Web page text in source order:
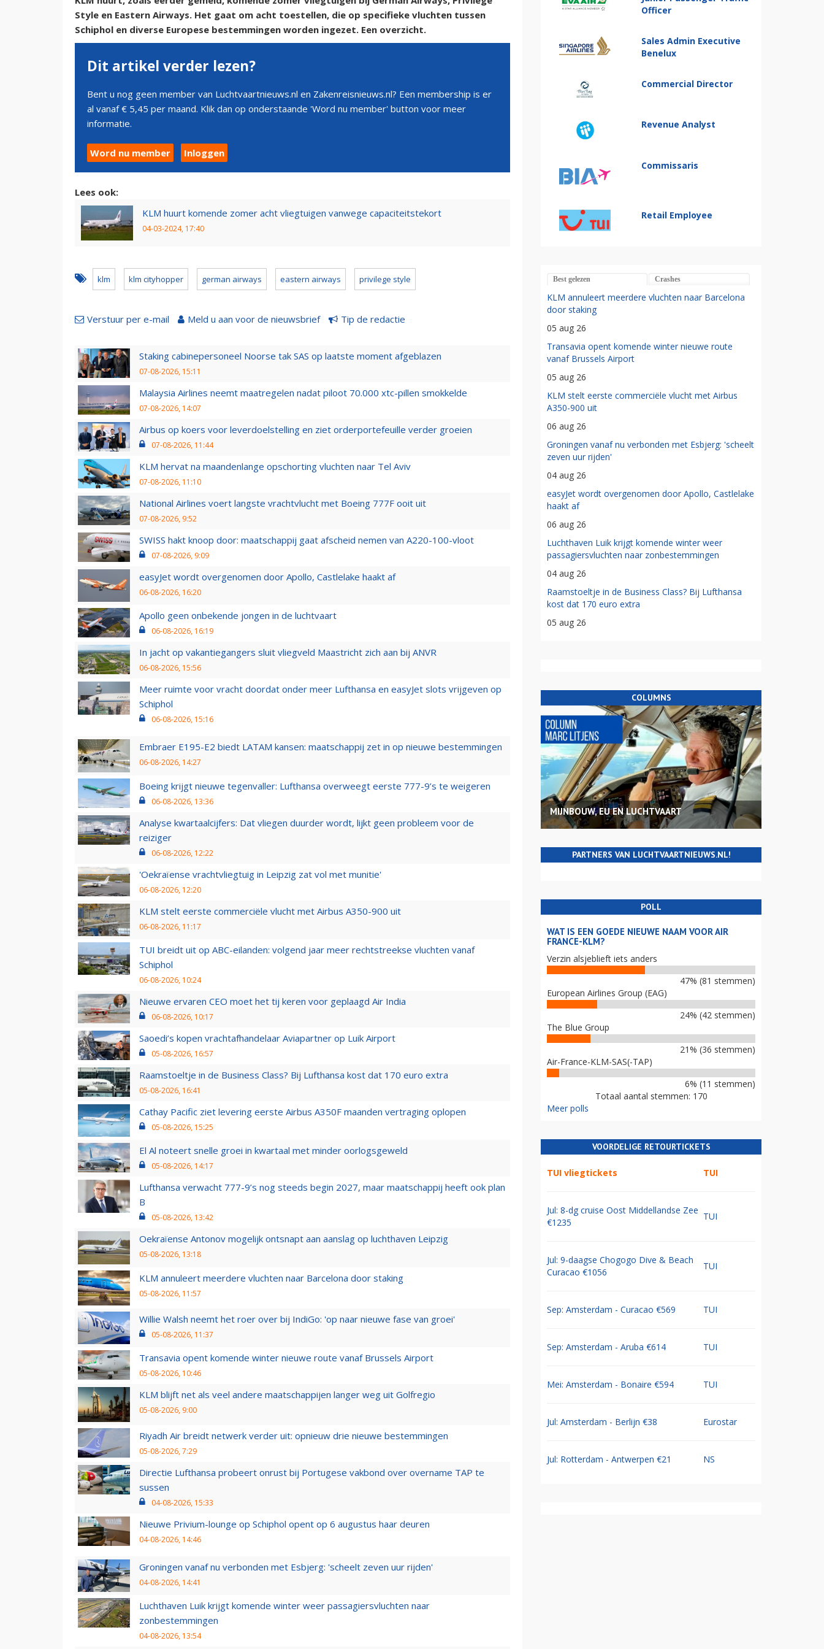
Style en Eastern Airways. Het gaat om acht toestellen, die op specifieke vluchten tussen
Schiphol en diverse Europese bestemmingen worden ingezet. Een overzicht.
Dit artikel verder lezen?
Bent u nog geen member van Luchtvaartnieuws.nl en Zakenreisnieuws.nl? Een membership is er
al vanaf € 5,45 per maand. Klik dan op onderstaande 'Word nu member' button voor meer
informatie.
Word nu member Inloggen
Lees ook:
KLM huurt komende zomer acht vliegtuigen vanwege capaciteitstekort
04-03-2024, 17:40
klm klm cityhopper german airways eastern airways privilege style
Verstuur per e-mail Meld u aan voor de nieuwsbrief Tip de redactie
Staking cabinepersoneel Noorse tak SAS op laatste moment afgeblazen
07-08-2026, 15:11
Malaysia Airlines neemt maatregelen nadat piloot 70.000 xtc-pillen smokkelde
07-08-2026, 14:07
Airbus op koers voor leverdoelstelling en ziet orderportefeuille verder groeien
07-08-2026, 11:44
KLM hervat na maandenlange opschorting vluchten naar Tel Aviv
07-08-2026, 11:10
National Airlines voert langste vrachtvlucht met Boeing 777F ooit uit
07-08-2026, 9:52
SWISS hakt knoop door: maatschappij gaat afscheid nemen van A220-100-vloot
07-08-2026, 9:09
easyJet wordt overgenomen door Apollo, Castlelake haakt af
06-08-2026, 16:20
Apollo geen onbekende jongen in de luchtvaart
06-08-2026, 16:19
In jacht op vakantiegangers sluit vliegveld Maastricht zich aan bij ANVR
06-08-2026, 15:56
Meer ruimte voor vracht doordat onder meer Lufthansa en easyJet slots vrijgeven op
Schiphol
06-08-2026, 15:16
Embraer E195-E2 biedt LATAM kansen: maatschappij zet in op nieuwe bestemmingen
06-08-2026, 14:27
Boeing krijgt nieuwe tegenvaller: Lufthansa overweegt eerste 777-9’s te weigeren
06-08-2026, 13:36
Analyse kwartaalcijfers: Dat vliegen duurder wordt, lijkt geen probleem voor de
reiziger
06-08-2026, 12:22
'Oekraïense vrachtvliegtuig in Leipzig zat vol met munitie'
06-08-2026, 12:20
KLM stelt eerste commerciële vlucht met Airbus A350-900 uit
06-08-2026, 11:17
TUI breidt uit op ABC-eilanden: volgend jaar meer rechtstreekse vluchten vanaf
Schiphol
06-08-2026, 10:24
Nieuwe ervaren CEO moet het tij keren voor geplaagd Air India
06-08-2026, 10:17
Saoedi’s kopen vrachtafhandelaar Aviapartner op Luik Airport
05-08-2026, 16:57
Raamstoeltje in de Business Class? Bij Lufthansa kost dat 170 euro extra
05-08-2026, 16:41
Cathay Pacific ziet levering eerste Airbus A350F maanden vertraging oplopen
05-08-2026, 15:25
El Al noteert snelle groei in kwartaal met minder oorlogsgeweld
05-08-2026, 14:17
Lufthansa verwacht 777-9’s nog steeds begin 2027, maar maatschappij heeft ook plan
B
05-08-2026, 13:42
Oekraïense Antonov mogelijk ontsnapt aan aanslag op luchthaven Leipzig
05-08-2026, 13:18
KLM annuleert meerdere vluchten naar Barcelona door staking
05-08-2026, 11:57
Willie Walsh neemt het roer over bij IndiGo: 'op naar nieuwe fase van groei'
05-08-2026, 11:37
Transavia opent komende winter nieuwe route vanaf Brussels Airport
05-08-2026, 10:46
KLM blijft net als veel andere maatschappijen langer weg uit Golfregio
05-08-2026, 9:00
Riyadh Air breidt netwerk verder uit: opnieuw drie nieuwe bestemmingen
05-08-2026, 7:29
Directie Lufthansa probeert onrust bij Portugese vakbond over overname TAP te
sussen
04-08-2026, 15:33
Nieuwe Privium-lounge op Schiphol opent op 6 augustus haar deuren
04-08-2026, 14:46
Groningen vanaf nu verbonden met Esbjerg: 'scheelt zeven uur rijden'
04-08-2026, 14:41
Luchthaven Luik krijgt komende winter weer passagiersvluchten naar
zonbestemmingen
04-08-2026, 13:54
Officer
Sales Admin Executive
Benelux
Commercial Director
Revenue Analyst
Commissaris
Retail Employee
Best gelezen Crashes
KLM annuleert meerdere vluchten naar Barcelona
door staking
05 aug 26
Transavia opent komende winter nieuwe route
vanaf Brussels Airport
05 aug 26
KLM stelt eerste commerciële vlucht met Airbus
A350-900 uit
06 aug 26
Groningen vanaf nu verbonden met Esbjerg: 'scheelt
zeven uur rijden'
04 aug 26
easyJet wordt overgenomen door Apollo, Castlelake
haakt af
06 aug 26
Luchthaven Luik krijgt komende winter weer
passagiersvluchten naar zonbestemmingen
04 aug 26
Raamstoeltje in de Business Class? Bij Lufthansa
kost dat 170 euro extra
05 aug 26
COLUMNS
MIJNBOUW, EU EN LUCHTVAART
PARTNERS VAN LUCHTVAARTNIEUWS.NL!
POLL
WAT IS EEN GOEDE NIEUWE NAAM VOOR AIR
FRANCE-KLM?
Verzin alsjeblieft iets anders
47% (81 stemmen)
European Airlines Group (EAG)
24% (42 stemmen)
The Blue Group
21% (36 stemmen)
Air-France-KLM-SAS(-TAP)
6% (11 stemmen)
Totaal aantal stemmen: 170
Meer polls
VOORDELIGE RETOURTICKETS
TUI vliegtickets TUI
Jul: 8-dg cruise Oost Middellandse Zee
€1235
TUI
Jul: 9-daagse Chogogo Dive & Beach
Curacao €1056
TUI
Sep: Amsterdam - Curacao €569 TUI
Sep: Amsterdam - Aruba €614 TUI
Mei: Amsterdam - Bonaire €594 TUI
Jul: Amsterdam - Berlijn €38 Eurostar
Jul: Rotterdam - Antwerpen €21 NS